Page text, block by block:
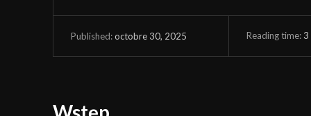
Published:octobre 30, 2025 Reading time:3